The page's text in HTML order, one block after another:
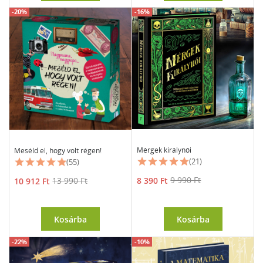
-20%
Meséld el, hogy volt régen!
(55)
Ár
10 912 Ft Normál
ár
13 990 Ft
Kosárba
-16%
Mérgek királynői
(21)
Ár
8 390 Ft Normál
ár
9 990 Ft
Kosárba
-22% -10%